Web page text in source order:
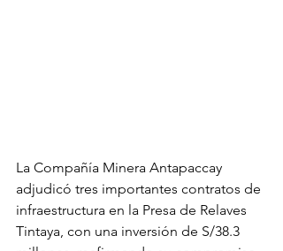
La Compañía Minera Antapaccay
adjudicó tres importantes contratos de
infraestructura en la Presa de Relaves
Tintaya, con una inversión de S/38.3